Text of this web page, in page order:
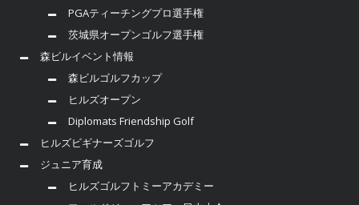
PGAティーチングプロ選手権
茨城県オープンゴルフ選手権
森ビルイベント情報
森ビルゴルフカップ
ヒルズオープン
Diplomats Friendship Golf
ヒルズビギナーズゴルフ
ジュニア育成
ヒルズゴルフトミーアカデミー